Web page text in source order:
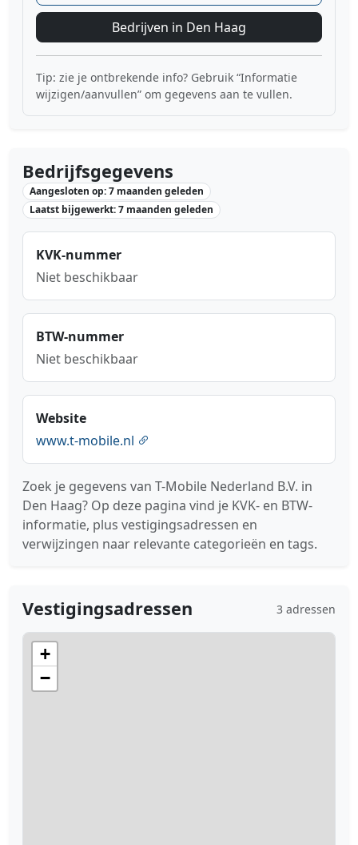
Bedrijven in Den Haag
Tip: zie je ontbrekende info? Gebruik “Informatie
wijzigen/aanvullen” om gegevens aan te vullen.
Bedrijfsgegevens
Aangesloten op: 7 maanden geleden
Laatst bijgewerkt: 7 maanden geleden
KVK-nummer
Niet beschikbaar
BTW-nummer
Niet beschikbaar
Website
www.t-mobile.nl
Zoek je gegevens van T-Mobile Nederland B.V. in
Den Haag? Op deze pagina vind je KVK- en BTW-
informatie, plus vestigingsadressen en
verwijzingen naar relevante categorieën en tags.
Vestigingsadressen 3 adressen
+
−